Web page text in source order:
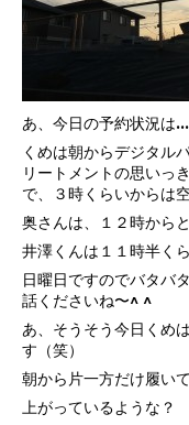
あ、今日の予約状況は…
くめは朝からデジタル
リートメントの思いっ
で、３時くらいからは
奥さんは、１２時から
井澤くんは１１時半く
日曜日ですのでバタバ
話くださいね〜^ ^
あ、そうそう今日くめ
す（笑）
朝から片一方だけ履い
上がっているような？